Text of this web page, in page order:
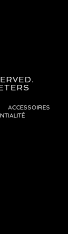
ACCESSOIRES